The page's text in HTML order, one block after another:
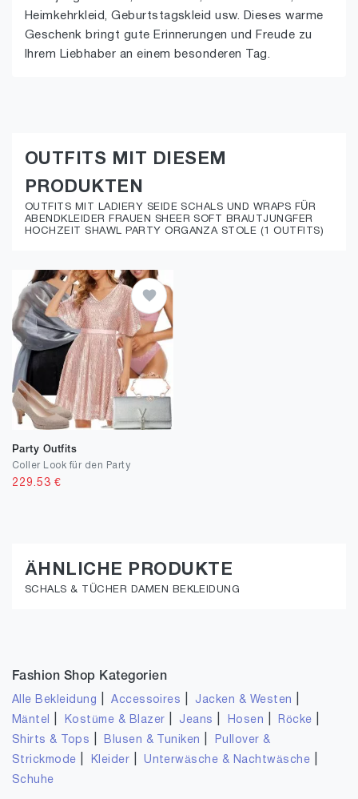
Heimkehrkleid, Geburtstagskleid usw. Dieses warme
Geschenk bringt gute Erinnerungen und Freude zu
Ihrem Liebhaber an einem besonderen Tag.
OUTFITS MIT DIESEM
PRODUKTEN
OUTFITS MIT LADIERY SEIDE SCHALS UND WRAPS FÜR
ABENDKLEIDER FRAUEN SHEER SOFT BRAUTJUNGFER
HOCHZEIT SHAWL PARTY ORGANZA STOLE (1 OUTFITS)
Party Outfits
Coller Look für den Party
229.53 €
ÄHNLICHE PRODUKTE
SCHALS & TÜCHER DAMEN BEKLEIDUNG
Fashion Shop Kategorien
Alle Bekleidung |Accessoires Jacken & Westen
Mäntel Kostüme & Blazer Jeans Hosen Röcke
Shirts & Tops Blusen & Tuniken
Pullover &
Strickmode
Kleider |Unterwäsche & Nachtwäsche
Schuhe